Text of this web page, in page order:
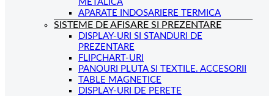
METALICA
APARATE INDOSARIERE TERMICA
SISTEME DE AFISARE SI PREZENTARE
DISPLAY-URI SI STANDURI DE
PREZENTARE
FLIPCHART-URI
PANOURI PLUTA SI TEXTILE. ACCESORII
TABLE MAGNETICE
DISPLAY-URI DE PERETE